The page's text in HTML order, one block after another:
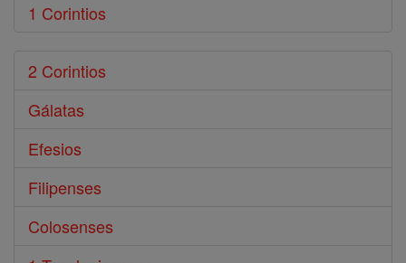
1 Corintios
2 Corintios
Gálatas
Efesios
Filipenses
Colosenses